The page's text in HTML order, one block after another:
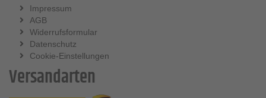
Impressum
AGB
Widerrufsformular
Datenschutz
Cookie-Einstellungen
Versandarten